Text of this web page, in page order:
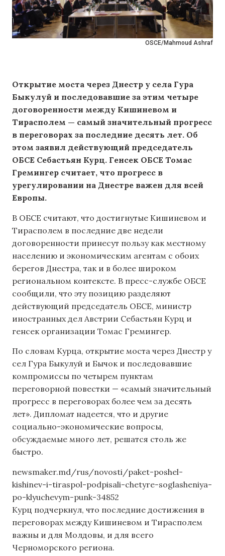
OSCE/Mahmoud Ashraf
Открытие моста через Днестр у села Гура
Быкулуй и последовавшие за этим четыре
договоренности между Кишиневом и
Тирасполем — самый значительный прогресс
в переговорах за последние десять лет. Об
этом заявил действующий председатель
ОБСЕ Себастьян Курц. Генсек ОБСЕ Томас
Гремингер считает, что прогресс в
урегулировании на Днестре важен для всей
Европы.
В ОБСЕ считают, что достигнутые Кишиневом и
Тирасполем в последние две недели
договоренности принесут пользу как местному
населению и экономическим агентам с обоих
берегов Днестра, так и в более широком
региональном контексте. В пресс-службе ОБСЕ
сообщили, что эту позицию разделяют
действующий председатель ОБСЕ, министр
иностранных дел Австрии Себастьян Курц и
генсек организации Томас Гремингер.
По словам Курца, открытие моста через Днестр у
сел Гура Быкулуй и Бычок и последовавшие
компромиссы по четырем пунктам
переговорной повестки — «самый значительный
прогресс в переговорах более чем за десять
лет». Дипломат надеется, что и другие
социально-экономические вопросы,
обсуждаемые много лет, решатся столь же
быстро.
newsmaker.md/rus/novosti/paket-poshel-
kishinev-i-tiraspol-podpisali-chetyre-soglasheniya-
po-klyuchevym-punk-34852
Курц подчеркнул, что последние достижения в
переговорах между Кишиневом и Тирасполем
важны и для Молдовы, и для всего
Черноморского региона.